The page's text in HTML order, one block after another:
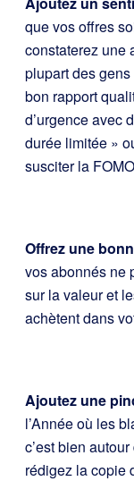
que vos offres
constaterez une
plupart des
bon rapport
d’urgence avec
durée limitée »
susciter la
Offrez une
vos abonnés ne
sur la valeur et
achètent dans
Ajoutez une
l’Année où les
c’est bien
rédigez la copie